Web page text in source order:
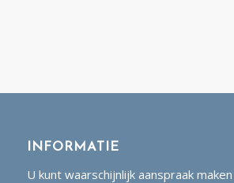
INFORMATIE
U kunt waarschijnlijk aanspraak